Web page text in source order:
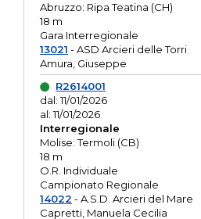
Abruzzo: Ripa Teatina (CH)
18 m
Gara Interregionale
13021 - ASD Arcieri delle Torri
Amura, Giuseppe
R2614001
dal: 11/01/2026
al: 11/01/2026
Interregionale
Molise: Termoli (CB)
18 m
O.R. Individuale
Campionato Regionale
14022 - A.S.D. Arcieri del Mare
Capretti, Manuela Cecilia